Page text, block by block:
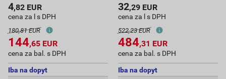
4,82 EUR
cena za l s DPH
180,81 EUR
144,65 EUR
cena za bal. s DPH
Iba na dopyt
32,29 EUR
cena za l s DPH
522,23 EUR
484,31 EUR
cena za bal. s DPH
Iba na dopyt